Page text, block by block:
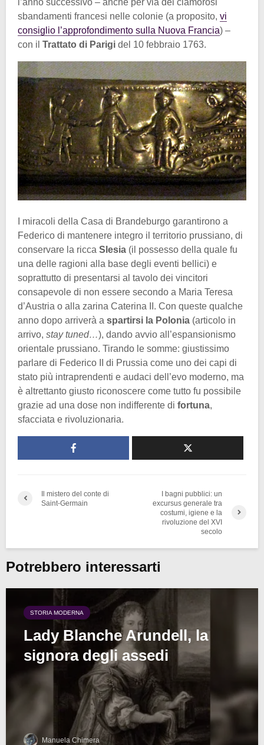
l’anno successivo – anche per via dei clamorosi
sbandamenti francesi nelle colonie (a proposito, vi
consiglio l’approfondimento sulla Nuova Francia) –
con il Trattato di Parigi del 10 febbraio 1763.
I miracoli della Casa di Brandeburgo garantirono a
Federico di mantenere integro il territorio prussiano, di
conservare la ricca Slesia (il possesso della quale fu
una delle ragioni alla base degli eventi bellici) e
soprattutto di presentarsi al tavolo dei vincitori
consapevole di non essere secondo a Maria Teresa
d’Austria o alla zarina Caterina II. Con queste qualche
anno dopo arriverà a spartirsi la Polonia (articolo in
arrivo, stay tuned…), dando avvio all’espansionismo
orientale prussiano. Tirando le somme: giustissimo
parlare di Federico II di Prussia come uno dei capi di
stato più intraprendenti e audaci dell’evo moderno, ma
è altrettanto giusto riconoscere come tutto fu possibile
grazie ad una dose non indifferente di fortuna,
sfacciata e rivoluzionaria.
Il mistero del conte di
Saint-Germain
I bagni pubblici: un
excursus generale tra
costumi, igiene e la
rivoluzione del XVI
secolo
Potrebbero interessarti
STORIA MODERNA
Lady Blanche Arundell, la
signora degli assedi
Manuela Chimera